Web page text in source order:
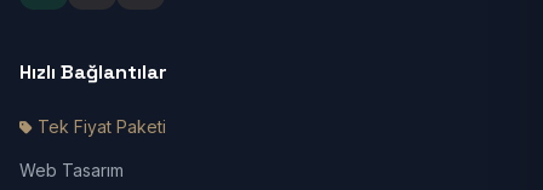
Hızlı Bağlantılar
Tek Fiyat Paketi
Web Tasarım